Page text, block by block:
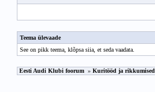
Teema ülevaade
See on pikk teema, klõpsa siia, et seda vaadata
Eesti Audi Klubi foorum » Kuritööd ja rikkumised